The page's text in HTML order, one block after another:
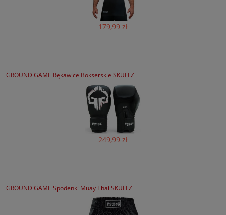
179,99 zł
GROUND GAME Rękawice Bokserskie SKULLZ
249,99 zł
GROUND GAME Spodenki Muay Thai SKULLZ